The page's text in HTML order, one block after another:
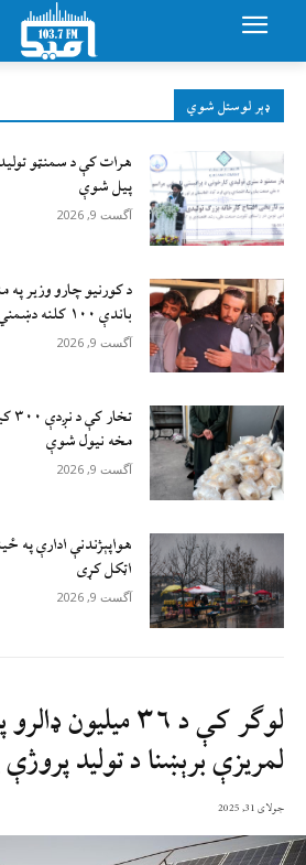
ډېر لوستل شوي
هرات کې د سمنټو
پیل شوې
آگست 9, 2026
د کورنیو چارو وزیر
باندې ۱۰۰ کلنه دښمني پایته رسېدلې
آگست 9, 2026
مخه نیول شوې
آگست 9, 2026
هواپېژندنې ادارې په
اټکل کړی
آگست 9, 2026
لوګر کې د ۳۶
لمریزې برېښنا د تولید پروژې
جولای 31, 2025